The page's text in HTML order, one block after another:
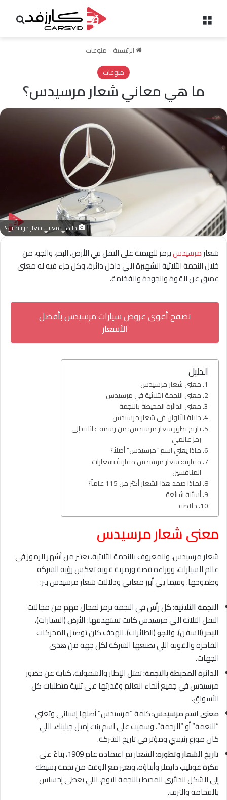
الرئيسية - منوعات
منوعات
ما هي معاني شعار مرسيدس؟
ما هي معاني شعار مرسيدس؟
شعارمرسيدسيرمز للهيمنة على النقل في الأرض، البحر، والجو، من
خلال النجمة الثلاثية الشهيرة اللي داخل دائرة، وكل جزء فيه له معنى
عميق عن القوة والجودة والفخامة.
تصفح أقوى عروض سيارات مرسيدس بأفضل
الأسعار
الدليل
معنى شعار مرسيدس
معنى النجمة الثلاثية في مرسيدس
معنى الدائرة المحيطة بالنجمة
دلالة الألوان في شعار مرسيدس
تاريخ تطور شعار مرسيدس: من رسمة عائلية إلى
رمز عالمي
ماذا يعني اسم “مرسيدس” أصلاً؟
مقارنة: شعار مرسيدس مقارنةً بشعارات
المنافسين
لماذا صمد هذا الشعار أكثر من 115 عاماً؟
أسئلة شائعة
خلاصة
معنى شعار مرسيدس
شعار مرسيدس، والمعروف بالنجمة الثلاثية، يعتبر من أشهر الرموز في
عالم السيارات، ووراءه قصة ورمزية قوية تعكس رؤية الشركة
وطموحها. وفيما يلي أبرز معاني ودلالات شعار مرسيدس بنز:
النجمة الثلاثية:كل رأس في النجمة يرمز لمجال مهم من مجالات
النقل الثلاثة اللي مرسيدس كانت تستهدفها:الأرض(السيارات)،
البحر(السفن)، والجو(الطائرات). الهدف كان توصيل المحركات
الفاخرة والقوية اللي تصنعها الشركة لكل جهة من هذي
الجهات.
الدائرة المحيطة بالنجمة:تمثل الإطار والشمولية، كناية عن حضور
مرسيدس في جميع أنحاء العالم وقدرتها على تلبية متطلبات كل
الأسواق.
معنى اسم مرسيدس:كلمة “مرسيدس” أصلها إسباني وتعني
“النعمة” أو “الرحمة”، وسميت على اسم بنت إميل جيلينك، اللي
كان موزع رئيسي ومؤثر في تاريخ الشركة.
تاريخ الشعار وتطوره:
الشعار تم اعتماده عام 1909، بناءً على
فكرة غوتليب دايملر وأبناؤه، وتغير مع الوقت من نجمة بسيطة
إلى الشكل الدائري المحيط بالنجمة اليوم، اللي يعطي إحساس
بالفخامة والترف.